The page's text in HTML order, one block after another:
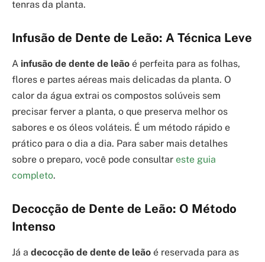
tenras da planta.
Infusão de Dente de Leão: A Técnica Leve
A infusão de dente de leão é perfeita para as folhas,
flores e partes aéreas mais delicadas da planta. O
calor da água extrai os compostos solúveis sem
precisar ferver a planta, o que preserva melhor os
sabores e os óleos voláteis. É um método rápido e
prático para o dia a dia. Para saber mais detalhes
sobre o preparo, você pode consultar este guia
completo.
Decocção de Dente de Leão: O Método
Intenso
Já a decocção de dente de leão é reservada para as